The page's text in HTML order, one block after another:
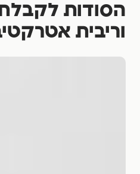
הסודות
וריבית